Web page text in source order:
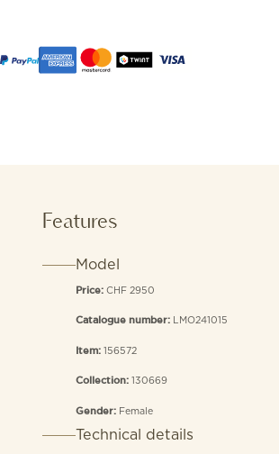
Features
Model
Price: CHF 2950
Catalogue number: LMO241015
Item: 156572
Collection: 130669
Gender: Female
Technical details